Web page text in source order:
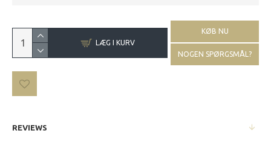
LÆG I KURV
KØB NU
NOGEN SPØRGSMÅL?
REVIEWS